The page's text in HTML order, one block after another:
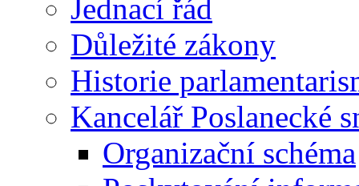
Jednací řád
Důležité zákony
Historie
Kancelář Poslanecké
Organizační schéma